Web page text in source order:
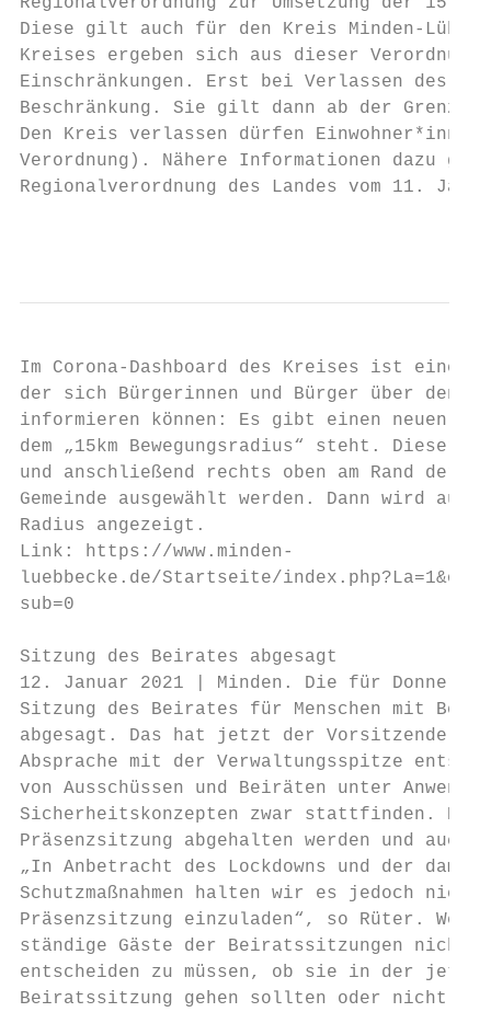
Diese gilt auch für den Kreis Minden-
Kreises ergeben sich aus dieser
Einschränkungen. Erst bei Verlassen des
Beschränkung. Sie gilt dann ab der Grenze
Den Kreis verlassen dürfen
Verordnung). Nähere Informationen dazu
Regionalverordnung des Landes vom 11.
Im Corona-Dashboard des Kreises ist eine
der sich Bürgerinnen und Bürger über den
informieren können: Es gibt einen neuen
dem „15km Bewegungsradius“ steht. Dieser
und anschließend rechts oben am Rand
Gemeinde ausgewählt werden. Dann wird auf
Radius angezeigt.
Link: https://www.minden-
luebbecke.de/Startseite/
sub=0
Sitzung des Beirates abgesagt
12. Januar 2021 | Minden. Die für
Sitzung des Beirates für Menschen mit
abgesagt. Das hat jetzt der Vorsitzende
Absprache mit der Verwaltungsspitze
von Ausschüssen und Beiräten unter
Sicherheitskonzepten zwar stattfinden.
Präsenzsitzung abgehalten werden und
„In Anbetracht des Lockdowns und der damit
Schutzmaßnahmen halten wir es jedoch
Präsenzsitzung einzuladen“, so Rüter.
ständige Gäste der Beiratssitzungen nicht
entscheiden zu müssen, ob sie in der
Beiratssitzung gehen sollten oder nicht.